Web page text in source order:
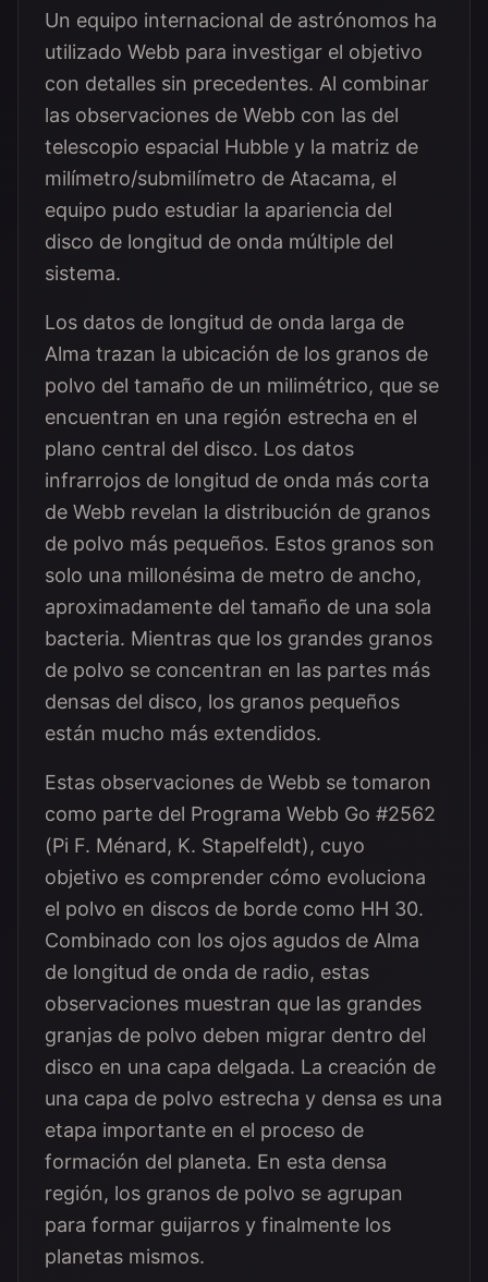
Un equipo internacional de astrónomos ha
utilizado Webb para investigar el objetivo
con detalles sin precedentes. Al combinar
las observaciones de Webb con las del
telescopio espacial Hubble y la matriz de
milímetro/submilímetro de Atacama, el
equipo pudo estudiar la apariencia del
disco de longitud de onda múltiple del
sistema.
Los datos de longitud de onda larga de
Alma trazan la ubicación de los granos de
polvo del tamaño de un milimétrico, que se
encuentran en una región estrecha en el
plano central del disco. Los datos
infrarrojos de longitud de onda más corta
de Webb revelan la distribución de granos
de polvo más pequeños. Estos granos son
solo una millonésima de metro de ancho,
aproximadamente del tamaño de una sola
bacteria. Mientras que los grandes granos
de polvo se concentran en las partes más
densas del disco, los granos pequeños
están mucho más extendidos.
Estas observaciones de Webb se tomaron
como parte del Programa Webb Go #2562
(Pi F. Ménard, K. Stapelfeldt), cuyo
objetivo es comprender cómo evoluciona
el polvo en discos de borde como HH 30.
Combinado con los ojos agudos de Alma
de longitud de onda de radio, estas
observaciones muestran que las grandes
granjas de polvo deben migrar dentro del
disco en una capa delgada. La creación de
una capa de polvo estrecha y densa es una
etapa importante en el proceso de
formación del planeta. En esta densa
región, los granos de polvo se agrupan
para formar guijarros y finalmente los
planetas mismos.